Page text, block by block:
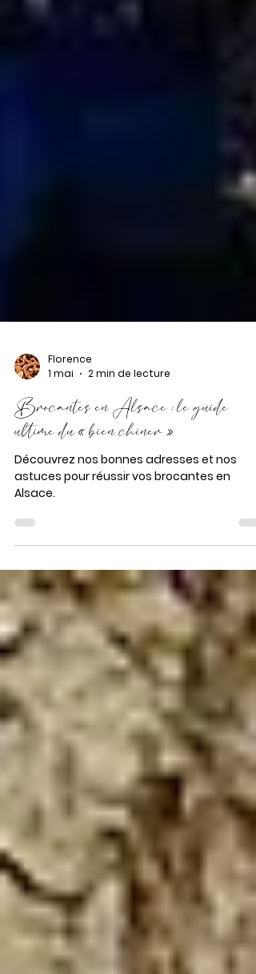
Florence
1 mai
2 min de lecture
Brocantes en Alsace : le guide
ultime du « bien chiner »
Découvrez nos bonnes adresses et nos
Alsace.